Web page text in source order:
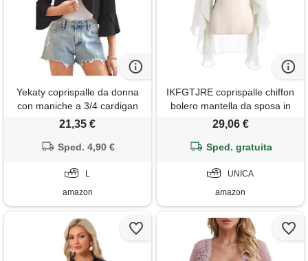
Yekaty coprispalle da donna
con maniche a 3/4 cardigan
corto leggero estivo
per abiti, nero, large
21,35 €
Sped. 4,90 €
L
amazon
IKFGTJRE coprispalle chiffon
bolero mantella da sposa in
chiffon donna, bolero,
29,06 €
Sped. gratuita
UNICA
amazon